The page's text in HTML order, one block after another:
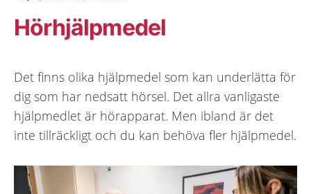
Hörhjälpmedel
Det finns olika hjälpmedel som kan underlätta för
dig som har nedsatt hörsel. Det allra vanligaste
hjälpmedlet är hörapparat. Men ibland är det
inte tillräckligt och du kan behöva fler hjälpmedel.